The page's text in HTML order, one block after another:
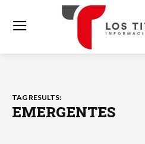
TAG RESULTS:
EMERGENTES